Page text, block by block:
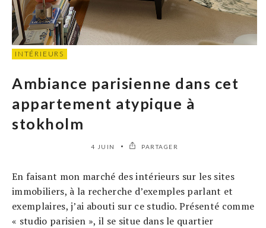
INTÉRIEURS
Ambiance parisienne dans cet
appartement atypique à
stokholm
4 JUIN PARTAGER
En faisant mon marché des intérieurs sur les sites
immobiliers, à la recherche d’exemples parlant et
exemplaires, j’ai abouti sur ce studio. Présenté comme
« studio parisien », il se situe dans le quartier